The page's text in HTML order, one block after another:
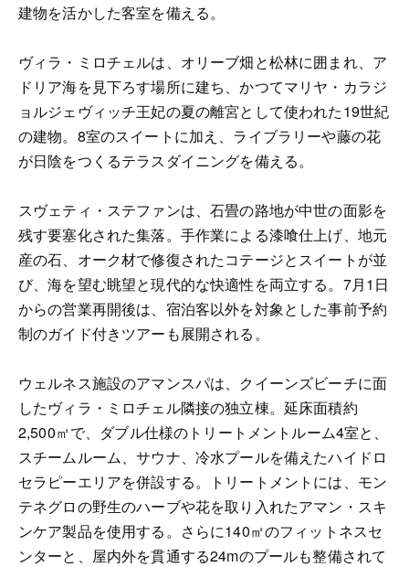
建物を活かした客室を備える。
ヴィラ・ミロチェルは、オリーブ畑と松林に囲まれ、ア
ドリア海を見下ろす場所に建ち、かつてマリヤ・カラジ
ョルジェヴィッチ王妃の夏の離宮として使われた19世紀
の建物。8室のスイートに加え、ライブラリーや藤の花
が日陰をつくるテラスダイニングを備える。
スヴェティ・ステファンは、石畳の路地が中世の面影を
残す要塞化された集落。手作業による漆喰仕上げ、地元
産の石、オーク材で修復されたコテージとスイートが並
び、海を望む眺望と現代的な快適性を両立する。7月1日
からの営業再開後は、宿泊客以外を対象とした事前予約
制のガイド付きツアーも展開される。
ウェルネス施設のアマンスパは、クイーンズビーチに面
したヴィラ・ミロチェル隣接の独立棟。延床面積約
2,500㎡で、ダブル仕様のトリートメントルーム4室と、
スチームルーム、サウナ、冷水プールを備えたハイドロ
セラピーエリアを併設する。トリートメントには、モン
テネグロの野生のハーブや花を取り入れたアマン・スキ
ンケア製品を使用する。さらに140㎡のフィットネスセ
ンターと、屋内外を貫通する24mのプールも整備されて